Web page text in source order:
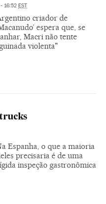
16:52 EST
criador de
espera que, se
Macri não tente
violenta"
Espanha, o que a maioria
precisaria é de uma
inspeção gastronômica